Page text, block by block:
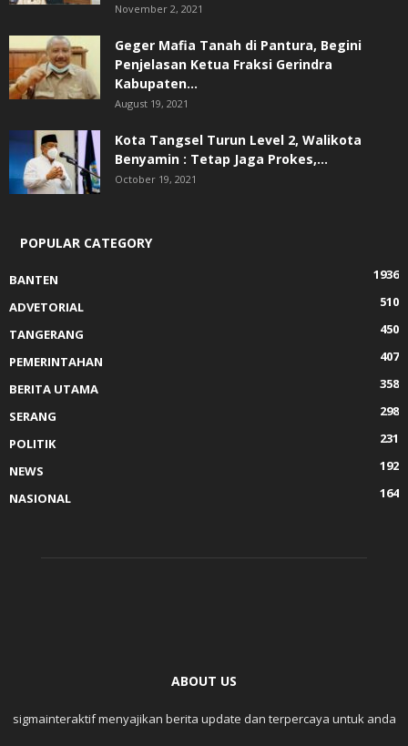
November 2, 2021
Geger Mafia Tanah di Pantura, Begini
Penjelasan Ketua Fraksi Gerindra
Kabupaten...
August 19, 2021
Kota Tangsel Turun Level 2, Walikota
Benyamin : Tetap Jaga Prokes,...
October 19, 2021
POPULAR CATEGORY
BANTEN
1936
ADVETORIAL
510
TANGERANG
450
PEMERINTAHAN
407
BERITA UTAMA
358
SERANG
298
POLITIK
231
NEWS
192
NASIONAL
164
ABOUT US
sigmainteraktif menyajikan berita update dan terpercaya untuk anda